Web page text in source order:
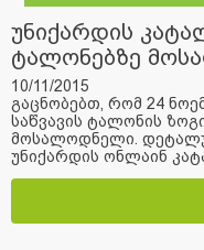
უნიქარდის
ტალონებზე
შემცირება
10/11/2015
გაცნობებთ, რომ 24
საწვავის ტალონის
მოსალოდნელი.
უნიქარდის ონლაინ